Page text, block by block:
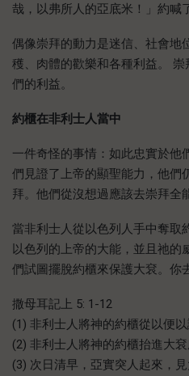
哉，以弗所人的亞底米！」約喊
偶像崇拜的動力是迷信、社會地
穫、肉體的歡樂和各種利益。
們的利益。
約櫃在非利士人當中
一件奇怪的事情：如此忠實於他
們見證了上帝的顯聖能力，他們
拜。他們從沒想過應該去崇拜全
當非利士人從以色列人手中奪取
以色列的上帝的大能，並且祂的
們試圖擺脫約櫃來保護大袞。你
撒母耳記上 5: 1-12
(1) 非利士人將神的約櫃從以便以
(2) 非利士人將神的約櫃抬進大袞
(3) 次日清早，亞實突人起來，